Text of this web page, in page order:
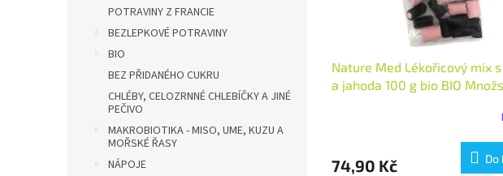
POTRAVINY Z FRANCIE
BEZLEPKOVÉ POTRAVINY
BIO
BEZ PŘIDANÉHO CUKRU
CHLÉBY, CELOZRNNÉ CHLEBÍČKY A JINÉ
PEČIVO
MAKROBIOTIKA - MISO, UME, KUZU A
MOŘSKÉ ŘASY
NÁPOJE
Nature Med Lékořicový mix
a jahoda 100 g bio BIO
74,90 Kč Do